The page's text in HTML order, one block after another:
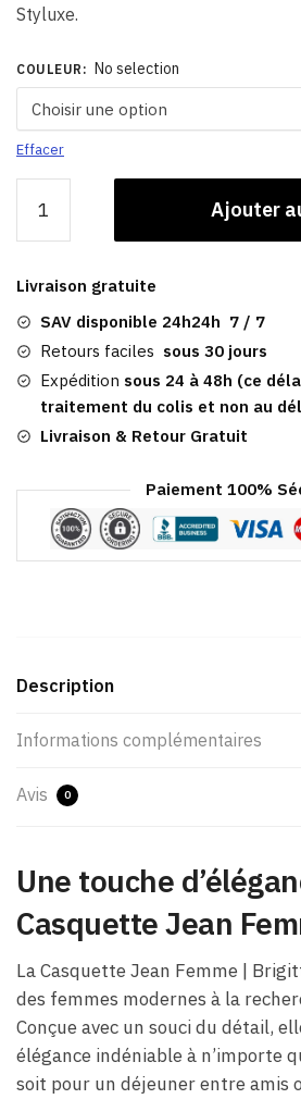
Styluxe.
COULEUR : No selection
Effacer
Casquette
Femme​
|
Brigitte
Ajouter
Livraison gratuite
SAV disponible 24h24h 7 / 7
Retours faciles sous 30 jours
Expédition sous 24 à 48h (ce
traitement du colis et non au
Livraison & Retour Gratuit
Paiement 100%
Description
Informations complémentaires
Avis 0
Une touche
Casquette Jean
La Casquette Jean Femme​ |
des femmes modernes à la
Conçue avec un souci du détail,
élégance indéniable à n’importe
soit pour un déjeuner entre amis